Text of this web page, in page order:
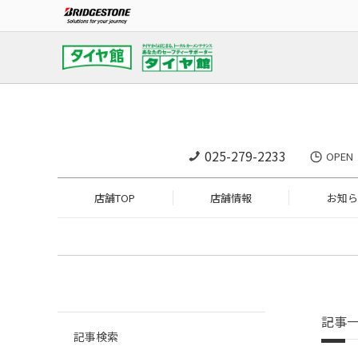
025-279-2233
店舗TOP 店舗情報 お知
記事
記事検索